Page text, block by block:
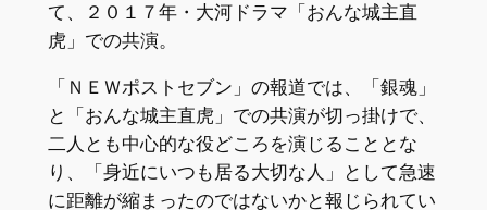
て、２０１７年・大河ドラマ「おんな城主直
虎」での共演。
「ＮＥＷポストセブン」の報道では、「銀魂」
と「おんな城主直虎」での共演が切っ掛けで、
二人とも中心的な役どころを演じることとな
り、「身近にいつも居る大切な人」として急速
に距離が縮まったのではないかと報じられてい